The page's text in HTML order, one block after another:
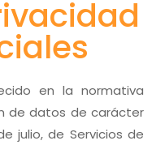
en la normativa
de datos de carácter
julio, de Servicios de